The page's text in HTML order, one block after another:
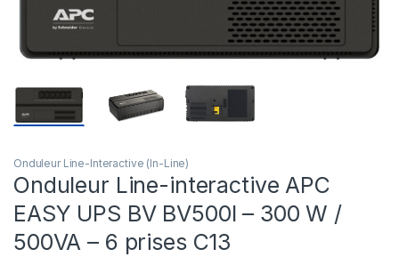
Onduleur Line-Interactive (In-Line)
Onduleur Line-interactive APC
EASY UPS BV BV500I – 300 W /
500VA – 6 prises C13